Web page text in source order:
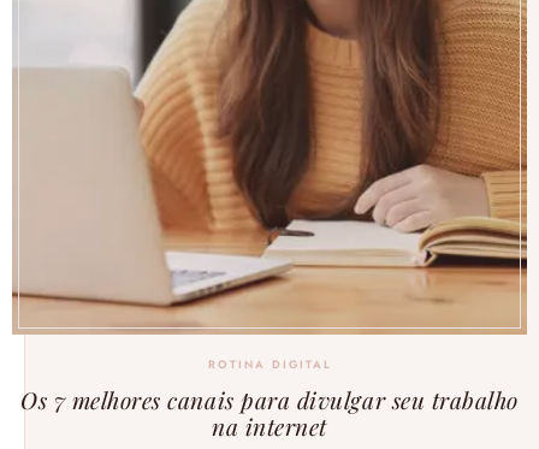
ROTINA DIGITAL
Os 7 melhores canais para divulgar seu trabalho
na internet